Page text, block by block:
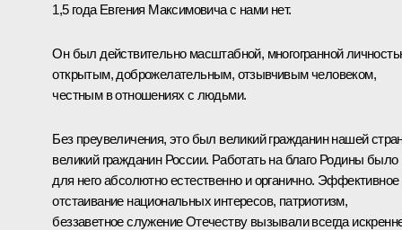
1,5 года Евгения Максимовича с нами нет.
Он был действительно масштабной, многогранной
открытым, доброжелательным, отзывчивым человеком,
честным в отношениях с людьми.
Без преувеличения, это был великий гражданин нашей
великий гражданин России. Работать на благо Родины было
для него абсолютно естественно и органично. Эффективное
отстаивание национальных интересов, патриотизм,
беззаветное служение Отечеству вызывали всегда